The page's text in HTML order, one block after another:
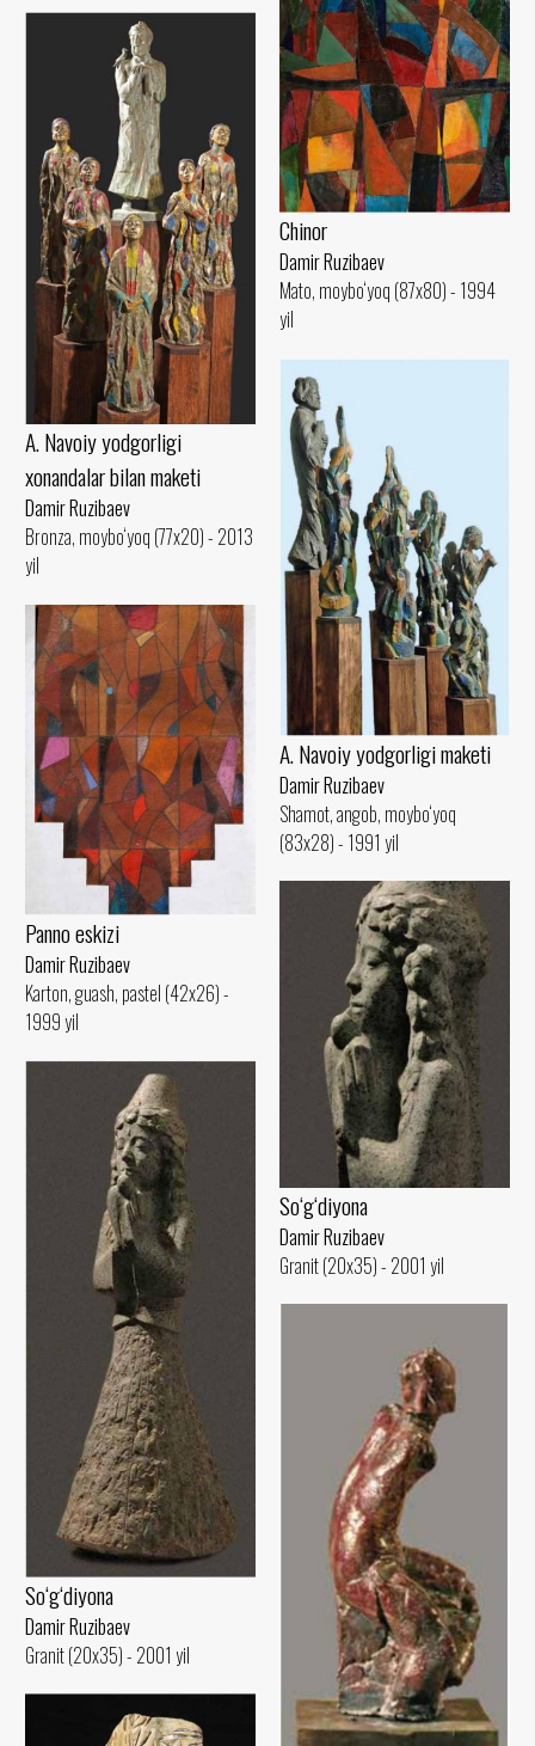
Chinor
Damir Ruzibaev
Mato, moybo‘yoq (87x80) - 1994
yil
A. Navoiy yodgorligi
xonandalar bilan maketi
Damir Ruzibaev
Bronza, moybo‘yoq (77x20) - 2013
yil
A. Navoiy yodgorligi maketi
Damir Ruzibaev
Shamot, angob, moybo‘yoq
(83x28) - 1991 yil
Panno eskizi
Damir Ruzibaev
Karton, guash, pastel (42x26) -
1999 yil
So‘g‘diyona
Damir Ruzibaev
Granit (20x35) - 2001 yil
So‘g‘diyona
Damir Ruzibaev
Granit (20x35) - 2001 yil